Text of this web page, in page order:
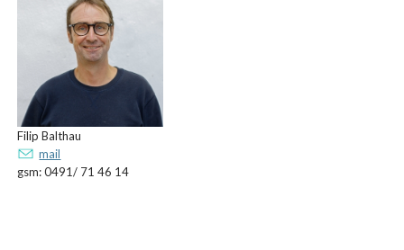
Filip Balthau
mail
gsm: 0491/ 71 46 14